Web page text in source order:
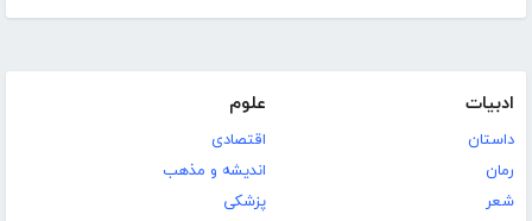
ادبیات
داستان
رمان
شعر
علوم
اقتصادی
اندیشه و مذهب
پزشکی